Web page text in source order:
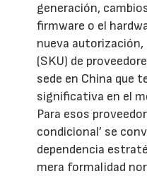
generación,
firmware o el
nueva
(SKU) de
sede en China que
significativa en el
Para esos
condicional’ se
dependencia
mera formalidad